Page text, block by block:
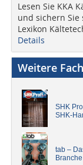
Lesen Sie KKA
und sichern Sie
Lexikon
Details
Weitere
SHK
SHK-
tab –
Branche